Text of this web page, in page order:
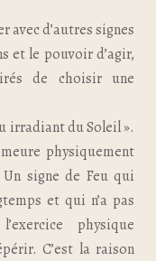
avec d’autres signes
et le pouvoir d’agir,
de choisir une
irradiant du Soleil ».
physiquement
signe de Feu qui
et qui n’a pas
physique
C’est la raison